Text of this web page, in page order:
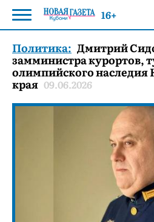
Политика: Дмитрий
замминистра курортов,
олимпийского наследия
края 09.06.2026
16+